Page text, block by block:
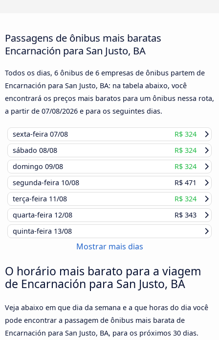
Passagens de ônibus mais baratas
Encarnación para San Justo, BA
Todos os dias, 6 ônibus de 6 empresas de ônibus partem de
Encarnación para San Justo, BA: na tabela abaixo, você
encontrará os preços mais baratos para um ônibus nessa rota,
a partir de 07/08/2026 e para os seguintes dias.
sexta-feira 07/08
R$ 324
sábado 08/08
R$ 324
domingo 09/08
R$ 324
segunda-feira 10/08
R$ 471
terça-feira 11/08
R$ 324
quarta-feira 12/08
R$ 343
quinta-feira 13/08
Mostrar mais dias
O horário mais barato para a viagem
de Encarnación para San Justo, BA
Veja abaixo em que dia da semana e a que horas do dia você
pode encontrar a passagem de ônibus mais barata de
Encarnación para San Justo, BA, para os próximos 30 dias.